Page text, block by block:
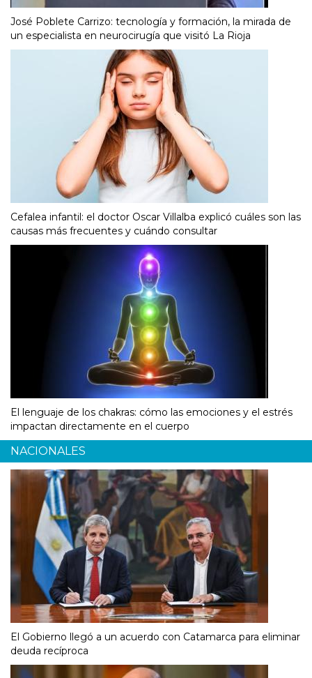
José Poblete Carrizo: tecnología y formación, la mirada de
un especialista en neurocirugía que visitó La Rioja
Cefalea infantil: el doctor Oscar Villalba explicó cuáles son las
causas más frecuentes y cuándo consultar
El lenguaje de los chakras: cómo las emociones y el estrés
impactan directamente en el cuerpo
NACIONALES
El Gobierno llegó a un acuerdo con Catamarca para eliminar
deuda recíproca